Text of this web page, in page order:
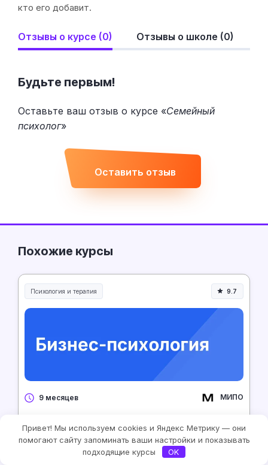
кто его добавит.
Отзывы о курсе (0) Отзывы о школе (0)
Будьте первым!
Оставьте ваш отзыв о курсе «Семейный
психолог»
Оставить отзыв
Похожие курсы
Психология и терапия 9.7
9 месяцев МИПО
2 913 ₽/месяц
Рассрочка 0%
Привет! Мы используем cookies и Яндекс Метрику — они
помогают сайту запоминать ваши настройки и показывать
подходящие курсы
OK